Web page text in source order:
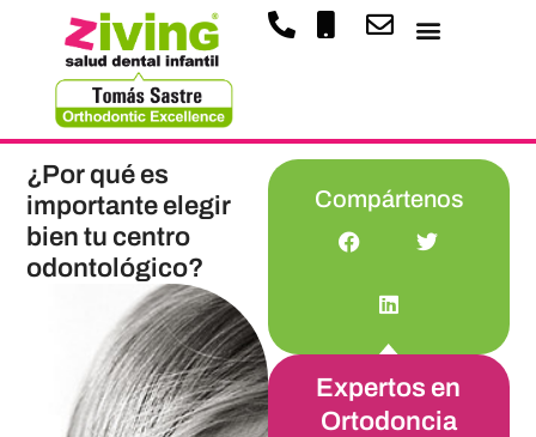
¿Por qué es
importante elegir
bien tu centro
odontológico?
Compártenos
Expertos en
Ortodoncia